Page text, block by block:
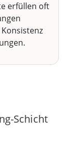
erfüllen oft
Schicht